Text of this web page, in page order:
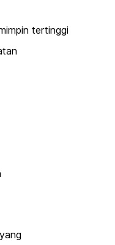
tertinggi